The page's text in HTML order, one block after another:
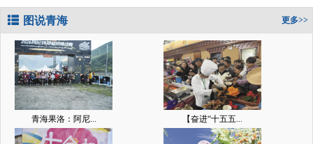
图说青海 更多>>
青海果洛：阿尼... 【奋进“十五五...